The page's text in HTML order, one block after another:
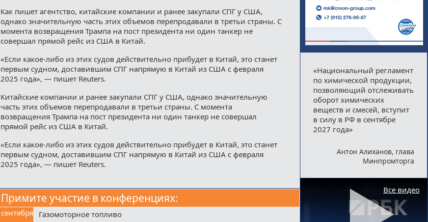
Как пишет агентство, китайские компании и ранее закупали СПГ у США,
однако значительную часть этих объемов перепродавали в третьи страны. С
момента возвращения Трампа на пост президента ни один танкер не
совершал прямой рейс из США в Китай.
«Если какое-либо из этих судов действительно прибудет в Китай, это станет
первым судном, доставившим СПГ напрямую в Китай из США с февраля
2025 года», — пишет Reuters.
Китайские компании и ранее закупали СПГ у США, однако значительную
часть этих объемов перепродавали в третьи страны. С момента
возвращения Трампа на пост президента ни один танкер не совершал
прямой рейс из США в Китай.
«Если какое-либо из этих судов действительно прибудет в Китай, это станет
первым судном, доставившим СПГ напрямую в Китай из США с февраля
2025 года», — пишет Reuters.
Примите участие в конференциях:
сентября Газомоторное топливо
«Национальный регламент
по химической продукции,
позволяющий отслеживать
оборот химических
веществ и смесей, вступит
в силу в РФ в сентябре
2027 года»
Антон Алиханов, глава
Минпромторга
Все видео